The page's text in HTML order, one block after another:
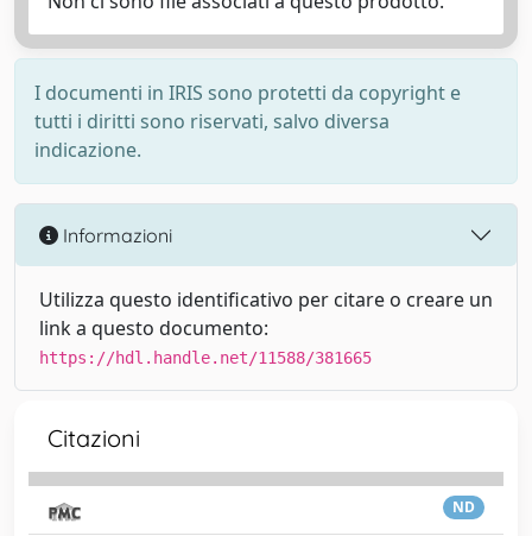
I documenti in IRIS sono protetti da copyright e
tutti i diritti sono riservati, salvo diversa
indicazione.
Informazioni
Utilizza questo identificativo per citare o creare un
link a questo documento:
https://hdl.handle.net/11588/381665
Citazioni
ND